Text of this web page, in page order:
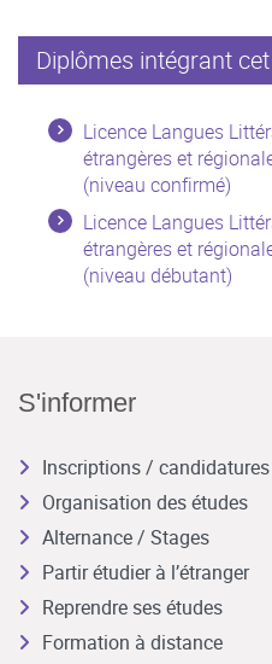
Diplômes intégrant
Licence Langues
étrangères et
(niveau confirmé)
Licence Langues
étrangères et
(niveau débutant)
S'informer
Inscriptions / candidatures
Organisation des études
Alternance / Stages
Partir étudier à l’étranger
Reprendre ses études
Formation à distance